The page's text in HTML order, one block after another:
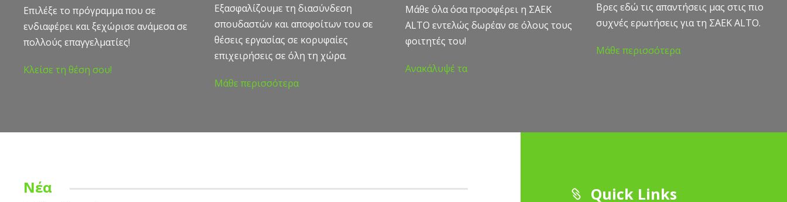
Επιλέξε το πρόγραμμα που σε
ενδιαφέρει και ξεχώρισε ανάμεσα σε
πολλούς επαγγελματίες!
Κλείσε τη θέση σου!
Εξασφαλίζουμε τη διασύνδεση
σπουδαστών και αποφοίτων του σε
θέσεις εργασίας σε κορυφαίες
επιχειρήσεις σε όλη τη χώρα.
Μάθε περισσότερα
Μάθε όλα όσα προσφέρει η ΣΑΕΚ
ALTO εντελώς δωρέαν σε όλους τους
φοιτητές του!
Ανακάλυψέ τα
Βρες εδώ τις απαντήσεις μας στις πιο
συχνές ερωτήσεις για τη ΣΑΕΚ ALTO.
Μάθε περισσότερα
Νέα Quick Links